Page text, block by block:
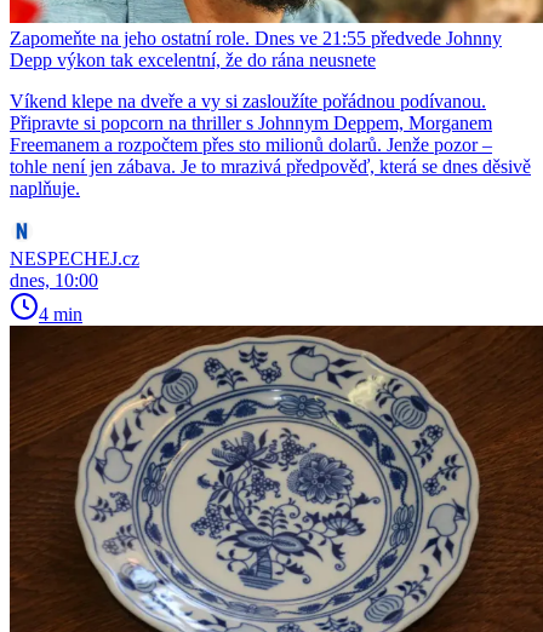
Zapomeňte na jeho ostatní role. Dnes ve 21:55 předvede Johnny
Depp výkon tak excelentní, že do rána neusnete
Víkend klepe na dveře a vy si zasloužíte pořádnou podívanou.
Připravte si popcorn na thriller s Johnnym Deppem, Morganem
Freemanem a rozpočtem přes sto milionů dolarů. Jenže pozor –
tohle není jen zábava. Je to mrazivá předpověď, která se dnes děsivě
naplňuje.
NESPECHEJ.cz
dnes, 10:00
4 min